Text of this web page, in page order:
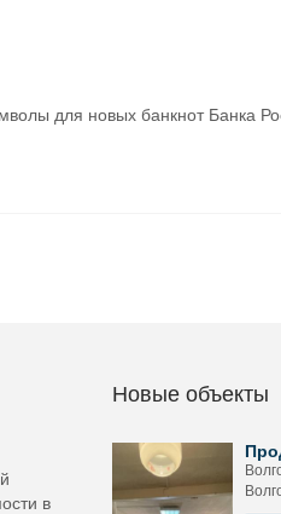
для новых банкнот Банка
в
Новые объекты